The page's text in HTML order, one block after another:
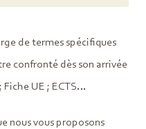
de termes spécifiques
confronté dès son arrivée
Fiche UE ; ECTS…
nous vous proposons